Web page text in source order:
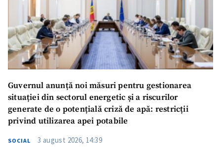
Guvernul anunță noi măsuri pentru gestionarea
situației din sectorul energetic și a riscurilor
generate de o potențială criză de apă: restricții
privind utilizarea apei potabile
SOCIAL 3 august 2026, 14:39